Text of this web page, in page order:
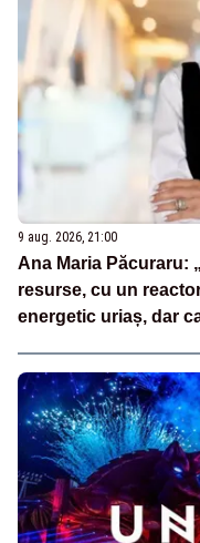
9 aug. 2026, 21:00
Ana Maria Păcuraru:
resurse, cu un
energetic uriaș, dar